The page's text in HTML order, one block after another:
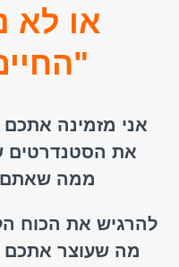
או לא
אני מזמינה אתכם
את הסטנדרטים
ממה שאתם
להרגיש את הכוח
מה שעוצר אתכם